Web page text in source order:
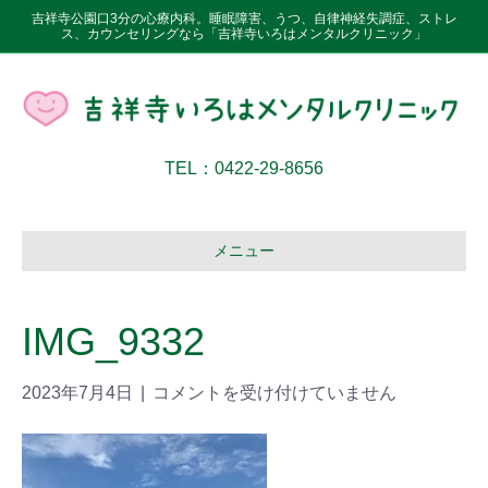
吉祥寺公園口3分の心療内科。睡眠障害、うつ、自律神経失調症、ストレ
ス、カウンセリングなら「吉祥寺いろはメンタルクリニック」
TEL：0422-29-8656
メニュー
IMG_9332
2023年7月4日 コメントを受け付けていません